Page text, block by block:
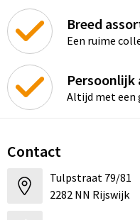
Breed
Een ruime
Persoonlijk
Altijd met een
Contact
Tulpstraat 79/81
2282 NN Rijswijk